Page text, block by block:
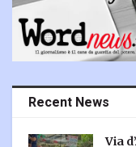
Recent News
Via